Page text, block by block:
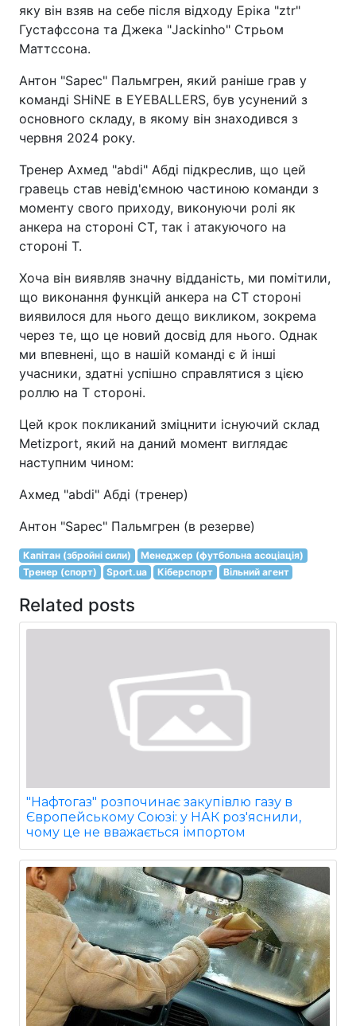
яку він взяв на себе після відходу Еріка "ztr"
Густафссона та Джека "Jackinho" Стрьом
Маттссона.
Антон "Sapec" Пальмгрен, який раніше грав у
команді SHiNE в EYEBALLERS, був усунений з
основного складу, в якому він знаходився з
червня 2024 року.
Тренер Ахмед "abdi" Абді підкреслив, що цей
гравець став невід'ємною частиною команди з
моменту свого приходу, виконуючи ролі як
анкера на стороні CT, так і атакуючого на
стороні T.
Хоча він виявляв значну відданість, ми помітили,
що виконання функцій анкера на CT стороні
виявилося для нього дещо викликом, зокрема
через те, що це новий досвід для нього. Однак
ми впевнені, що в нашій команді є й інші
учасники, здатні успішно справлятися з цією
роллю на T стороні.
Цей крок покликаний зміцнити існуючий склад
Metizport, який на даний момент виглядає
наступним чином:
Ахмед "abdi" Абді (тренер)
Антон "Sapec" Пальмгрен (в резерве)
Капітан (збройні сили)
Менеджер (футбольна асоціація)
Тренер (спорт)
Sport.ua Кіберспорт Вільний агент
Related posts
"Нафтогаз" розпочинає закупівлю газу в
Європейському Союзі: у НАК роз'яснили,
чому це не вважається імпортом